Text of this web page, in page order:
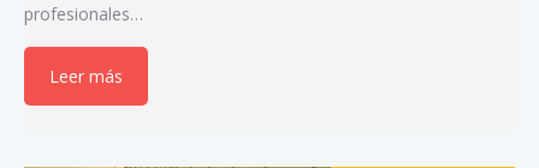
profesionales…
Leer más